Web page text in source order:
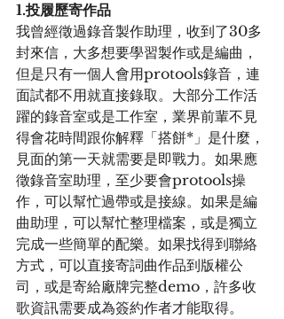
1.投履歷寄作品
我曾經徵過錄音製作助理，收到了30多
封來信，大多想要學習製作或是編曲，
但是只有一個人會用protools錄音，連
面試都不用就直接錄取。大部分工作活
躍的錄音室或是工作室，業界前輩不見
得會花時間跟你解釋「搭餅*」是什麼，
見面的第一天就需要是即戰力。如果應
徵錄音室助理，至少要會protools操
作，可以幫忙過帶或是接線。如果是編
曲助理，可以幫忙整理檔案，或是獨立
完成一些簡單的配樂。如果找得到聯絡
方式，可以直接寄詞曲作品到版權公
司，或是寄給廠牌完整demo，許多收
歌資訊需要成為簽約作者才能取得。